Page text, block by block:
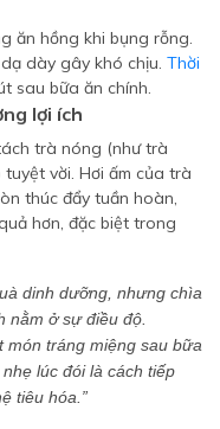
ăn hồng khi bụng rỗng.
dày gây khó chịu. Thời
sau bữa ăn chính.
lợi ích
trà nóng (như trà
vời. Hơi ấm của trà
thúc đẩy tuần hoàn,
hơn, đặc biệt trong
dinh dưỡng, nhưng chìa
nằm ở sự điều độ.
tráng miệng sau bữa
lúc đói là cách tiếp
tiêu hóa.”